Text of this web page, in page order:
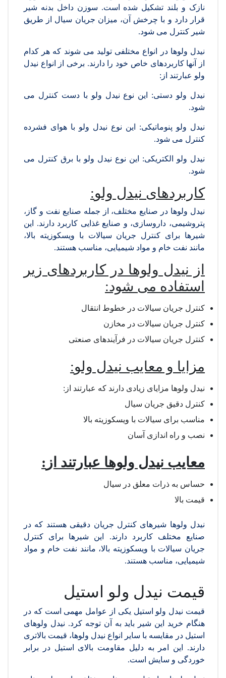
نازک و بلند تشکیل شده است. سوزن داخل بدنه شیر
قرار دارد و با چرخش آن، میزان جریان سیال از طریق
شیر کنترل می شود.
نیدل ولوها در انواع مختلفی تولید می شوند که هر کدام
از آنها کاربردهای خاص خود را دارند. برخی از انواع نیدل
ولو عبارتند از:
نیدل ولو دستی: این نوع نیدل ولو با دست کنترل می
شود.
نیدل ولو پنوماتیکی: این نوع نیدل ولو با هوای فشرده
کنترل می شود.
نیدل ولو الکتریکی: این نوع نیدل ولو با برق کنترل می
شود.
کاربردهای نیدل ولو:
نیدل ولوها در صنایع مختلف، از جمله صنایع نفت و گاز،
پتروشیمی، داروسازی، و صنایع غذایی کاربرد دارند. این
شیرها برای کنترل جریان سیالات با ویسکوزیته بالا،
مانند نفت خام و مواد شیمیایی، مناسب هستند.
از نیدل ولوها در کاربردهای زیر
استفاده می شود:
کنترل جریان سیالات در خطوط انتقال
کنترل جریان سیالات در مخازن
کنترل جریان سیالات در فرآیندهای صنعتی
مزایا و معایب نیدل ولو:
نیدل ولوها مزایای زیادی دارند که عبارتند از:
کنترل دقیق جریان سیال
مناسب برای سیالات با ویسکوزیته بالا
نصب و راه اندازی آسان
معایب نیدل ولوها عبارتند از :
حساس به ذرات معلق در سیال
قیمت بالا
نیدل ولوها شیرهای کنترل جریان دقیقی هستند که در
صنایع مختلف کاربرد دارند. این شیرها برای کنترل
جریان سیالات با ویسکوزیته بالا، مانند نفت خام و مواد
شیمیایی، مناسب هستند.
قیمت نیدل ولو استیل
قیمت نیدل ولو استیل یکی از عوامل مهمی است که در
هنگام خرید این شیر باید به آن توجه کرد. نیدل ولوهای
استیل در مقایسه با سایر انواع نیدل ولوها، قیمت بالاتری
دارند. این امر به دلیل مقاومت بالای استیل در برابر
خوردگی و سایش است.